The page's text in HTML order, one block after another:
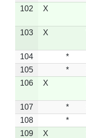
102
X
103 X
104 *
105
*
106
X
107 *
108
*
109
X